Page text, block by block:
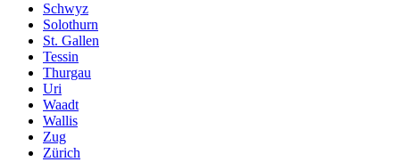
Schwyz
Solothurn
St. Gallen
Tessin
Thurgau
Uri
Waadt
Wallis
Zug
Zürich